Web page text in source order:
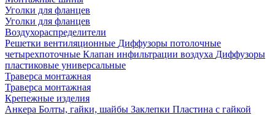
Уголки для фланцев
Уголки для фланцев
Воздухораспределители
Решетки вентиляционные Диффузоры потолочные
четырехпоточные Клапан инфильтрации воздуха Диффузоры
пластиковые универсальные
Траверса монтажная
Траверса монтажная
Крепежные изделия
Анкера Болты, гайки, шайбы Заклепки Пластина с гайкой